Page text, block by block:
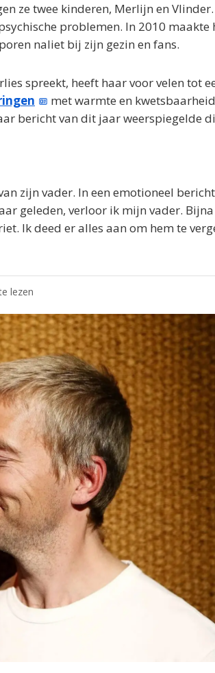
ze twee kinderen, Merlijn en Vlinder.
problemen. In 2010 maakte
naliet bij zijn gezin en fans.
spreekt, heeft haar voor velen tot
met warmte en
bericht van dit jaar weerspiegelde
zijn vader. In een emotioneel
geleden, verloor ik mijn vader.
Ik deed er alles aan om hem te
lezen